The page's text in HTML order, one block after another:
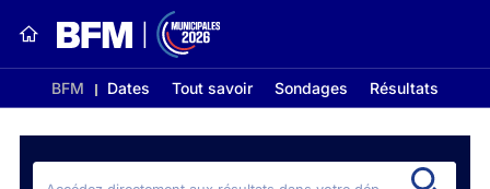
BFM Dates Tout savoir Sondages Résultats